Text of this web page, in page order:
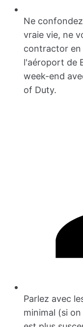
Ne
vraie vie, ne
contractor en
l'aéroport de
week-end
of Duty.
Parlez avec
minimal (si